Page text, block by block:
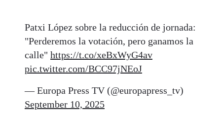
Patxi López sobre la reducción de jornada:
"Perderemos la votación, pero ganamos la
calle" https://t.co/xeBxWyG4av
pic.twitter.com/BCC97jNEoJ
— Europa Press TV (@europapress_tv)
September 10, 2025